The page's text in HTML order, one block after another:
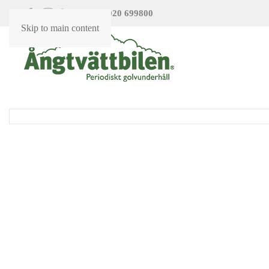
Skip to main content
020 699800
Kontakta oss